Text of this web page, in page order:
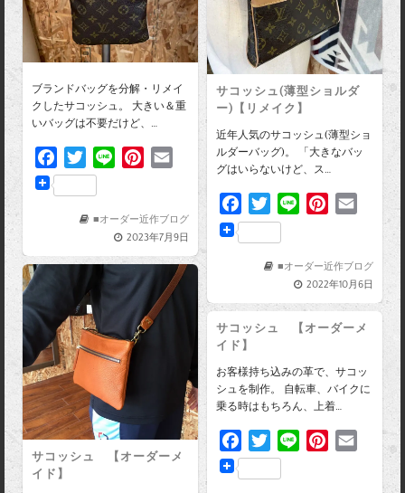
ブランドバッグを分解・リメイ
クしたサコッシュ。 大きい＆重
いバッグは不要だけど、…
a
c
o
w
i
t
e
r
e
t
e
r
e
s
t
i
l
■オーダー近作ブログ
2023年7月9日
サコッシュ(薄型ショルダ
ー)【リメイク】
近年人気のサコッシュ(薄型ショ
ルダーバッグ)。 「大きなバッ
グはいらないけど、ス…
a
c
o
o
k
w
i
t
e
r
e
t
e
e
i
l
■オーダー近作ブログ
2022年10月6日
サコッシュ 【オーダーメ
イド】
サコッシュ 【オーダーメ
イド】
お客様持ち込みの革で、サコッ
シュを制作。 自転車、バイクに
乗る時はもちろん、上着…
a
c
w
i